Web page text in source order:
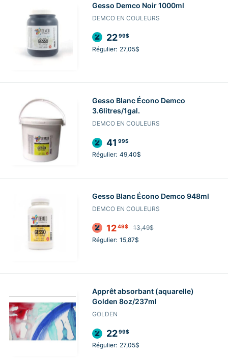
Gesso Demco Noir 1000ml
DEMCO EN COULEURS
2299$
Régulier: 27,05$
Gesso Blanc Écono Demco
3.6litres/1gal.
DEMCO EN COULEURS
41 99$
Régulier: 49,40$
Gesso Blanc Écono Demco 948ml
DEMCO EN COULEURS
1249$
13,49$
Régulier: 15,87$
Apprêt absorbant (aquarelle)
Golden 8oz/237ml
GOLDEN
2299$
Régulier: 27,05$